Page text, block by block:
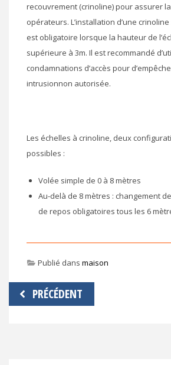
recouvrement (crinoline) pour assurer
opérateurs. L’installation d’une
est obligatoire lorsque la hauteur de
supérieure à 3m. Il est recommandé
condamnations d’accès pour
intrusionnon autorisée.
Les échelles à crinoline, deux
possibles :
Volée simple de 0 à 8 mètres
Au-delà de 8 mètres : changement
de repos obligatoires tous les 6
Publié dans maison
Navigation
de
PRÉCÉDENT